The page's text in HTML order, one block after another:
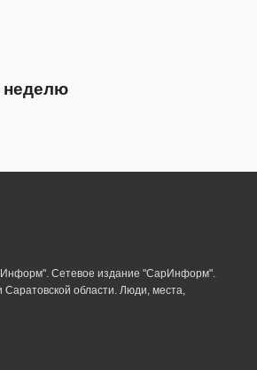
неделю
Сетевое издание "СарИнформ".
области. Люди, места,